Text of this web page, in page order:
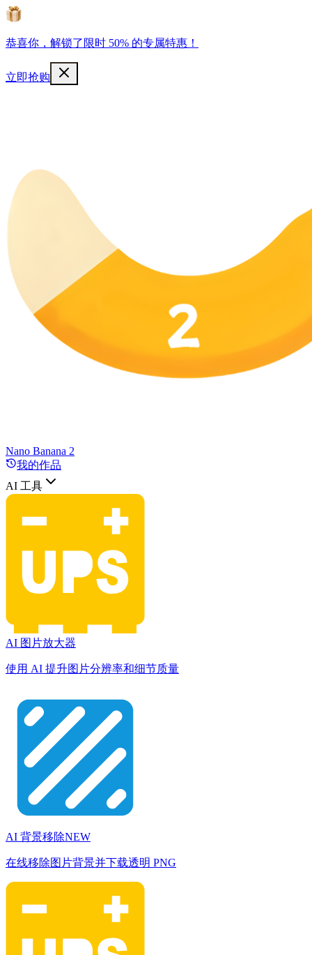
恭喜你，解锁了限时 50% 的专属特惠！
立即抢购
Nano Banana 2
我的作品
AI 工具
AI 图片放大器
使用 AI 提升图片分辨率和细节质量
AI 背景移除NEW
在线移除图片背景并下载透明 PNG